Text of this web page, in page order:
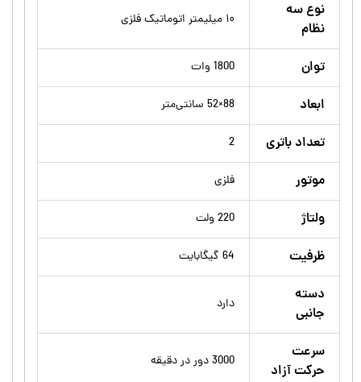
نوع سه
نظام
۱۰ میلیمتر اتوماتیک فلزی
توان 1800 وات
ابعاد 88×52 سانتی‌متر
تعداد باتری 2
موتور فلزی
ولتاژ 220 ولت
ظرفیت 64 گیگابایت
دسته
جانبی
دارد
سرعت
حرکت آزاد
3000 دور در دقیقه